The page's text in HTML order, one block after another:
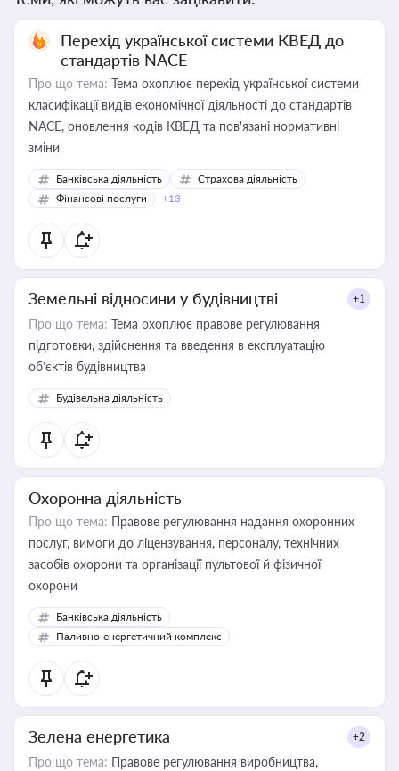
Перехід української системи КВЕД до
стандартів NACE
Про що тема: Тема охоплює перехід української системи
класифікації видів економічної діяльності до стандартів
NACE, оновлення кодів КВЕД та пов'язані нормативні
зміни
Банківська діяльність
Страхова діяльність
Фінансові послуги
+13
Земельні відносини у будівництві +1
Про що тема: Тема охоплює правове регулювання
підготовки, здійснення та введення в експлуатацію
об’єктів будівництва
Будівельна діяльність
Охоронна діяльність
Про що тема: Правове регулювання надання охоронних
послуг, вимоги до ліцензування, персоналу, технічних
засобів охорони та організації пультової й фізичної
охорони
Банківська діяльність
Паливно-енергетичний комплекс
Зелена енергетика +2
Про що тема: Правове регулювання виробництва,